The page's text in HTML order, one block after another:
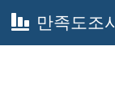
만족도조